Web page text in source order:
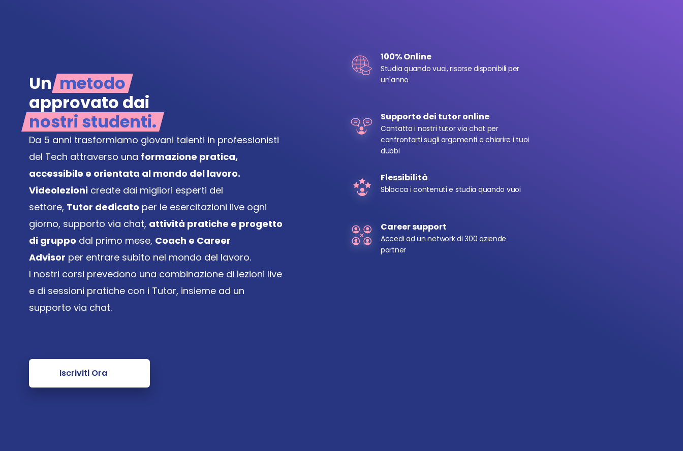
Un metodo
approvato dai
nostri studenti.
Da 5 anni trasformiamo giovani talenti in professionisti
del Tech attraverso una formazione pratica,
accessibile e orientata al mondo del lavoro.
Videolezioni create dai migliori esperti del
settore, Tutor dedicato per le esercitazioni live ogni
giorno, supporto via chat, attività pratiche e progetto
di gruppo dal primo mese, Coach e Career
Advisor per entrare subito nel mondo del lavoro.
I nostri corsi prevedono una combinazione di lezioni live
e di sessioni pratiche con i Tutor, insieme ad un
supporto via chat.
Iscriviti Ora
100% Online
Studia quando vuoi, risorse disponibili per
un'anno
Supporto dei tutor online
Contatta i nostri tutor via chat per
confrontarti sugli argomenti e chiarire i tuoi
dubbi
Flessibilità
Sblocca i contenuti e studia quando vuoi
Career support
Accedi ad un network di 300 aziende
partner